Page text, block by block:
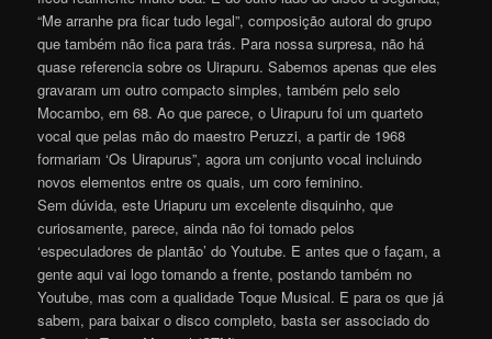
“Me arranhe pra ficar tudo legal”, composição autoral do grupo
que também não fica para trás. Para nossa surpresa, não há
quase referencia sobre os Uirapuru. Sabemos apenas que eles
gravaram um outro compacto simples, também pelo selo
Mocambo, em 68. Ao que parece, o Uirapuru foi um quarteto
vocal que pelas mão do maestro Peruzzi, a partir de 1968
formariam ‘Os Uirapurus”, agora um conjunto vocal incluindo
novos elementos entre os quais, um coro feminino.
Sem dúvida, este Uriapuru um excelente disquinho, que
curiosamente, parece, ainda não foi tomado pelos
‘especuladores de plantão’ do Youtube. E antes que o façam, a
gente aqui vai logo tomando a frente, postando também no
Youtube, mas com a qualidade Toque Musical. E para os que já
sabem, para baixar o disco completo, basta ser associado do